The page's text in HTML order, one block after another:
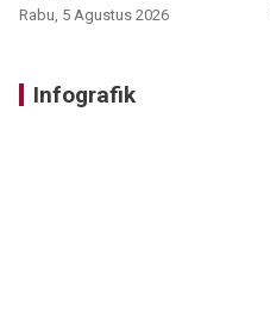
Rabu, 5 Agustus 2026
Infografik